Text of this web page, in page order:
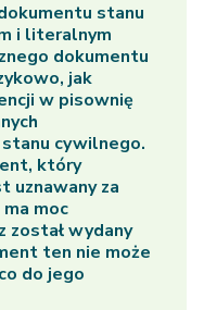
stanu
i literalnym
dokumentu
jak
w pisownię
cywilnego.
który
za
moc
został wydany
ten nie może
do jego